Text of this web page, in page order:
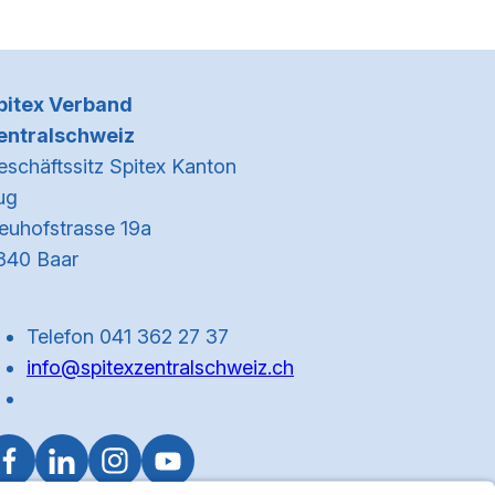
Verband
Spitex Kanton
19a
Baar
Telefon 041 362 27 37
info@spitexzentralschweiz.ch